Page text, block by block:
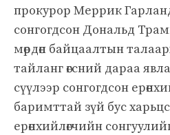
прокурор Меррик
сонгогдсон Дональд
мөрдөн байцаалтын
тайланг өгсний дараа
сүүлээр сонгогдсон
баримттай зүй бус
ерөнхийлөгчийн